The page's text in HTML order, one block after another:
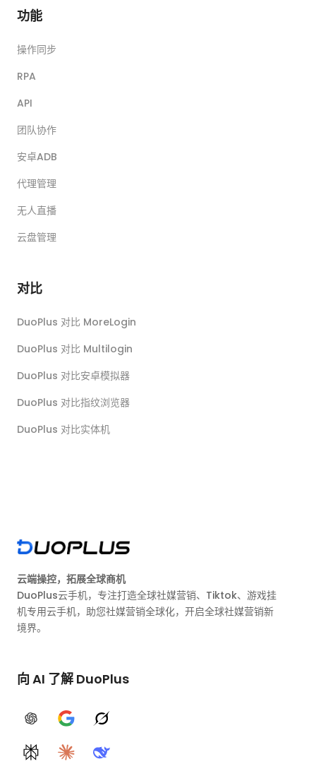
功能
操作同步
RPA
API
团队协作
安卓ADB
代理管理
无人直播
云盘管理
对比
DuoPlus 对比 MoreLogin
DuoPlus 对比 Multilogin
DuoPlus 对比安卓模拟器
DuoPlus 对比指纹浏览器
DuoPlus 对比实体机
云端操控，拓展全球商机
DuoPlus云手机，专注打造全球社媒营销、Tiktok、游戏挂
机专用云手机，助您社媒营销全球化，开启全球社媒营销新
境界。
向 AI 了解 DuoPlus
ChatGPTGoogle AIGrok
PerplexityClaudeDeepSeek